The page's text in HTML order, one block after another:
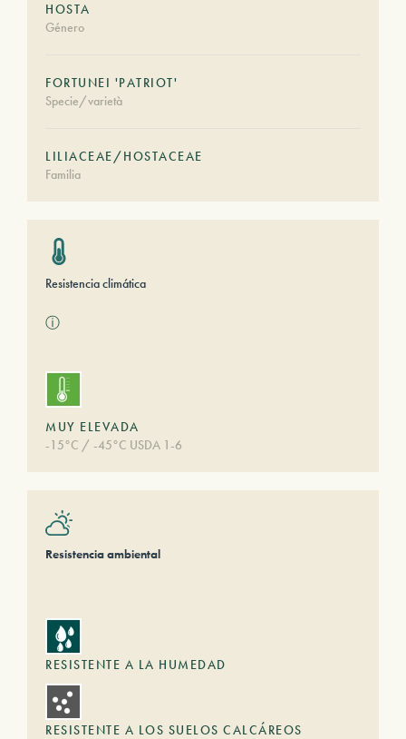
HOSTA
Género
FORTUNEI 'PATRIOT'
Specie/varietà
LILIACEAE/HOSTACEAE
Familia
Resistencia climática
ⓘ
MUY ELEVADA
-15°C / -45°C USDA 1-6
Resistencia ambiental
RESISTENTE A LA HUMEDAD
RESISTENTE A LOS SUELOS CALCÁREOS